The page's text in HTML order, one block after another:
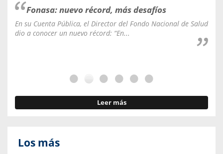
Fonasa: nuevo récord, más desafíos
En su Cuenta Pública, el Director del Fondo Nacional de Salud
dio a conocer un nuevo récord: “En...
Leer más
Los más